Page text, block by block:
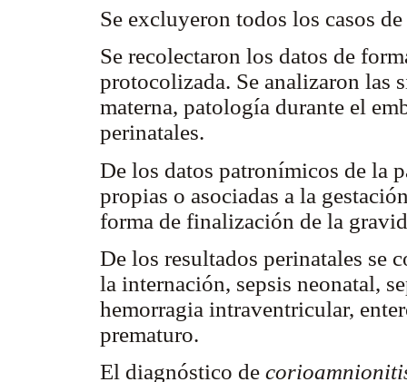
Se excluyeron todos los casos
Se recolectaron los datos de
protocolizada. Se analizaron las
materna, patología durante el
perinatales.
De los datos patronímicos de la
propias o asociadas a la
forma de finalización de la
De los resultados perinatales se
la internación, sepsis neonatal,
hemorragia intraventricular,
prematuro.
El diagnóstico de